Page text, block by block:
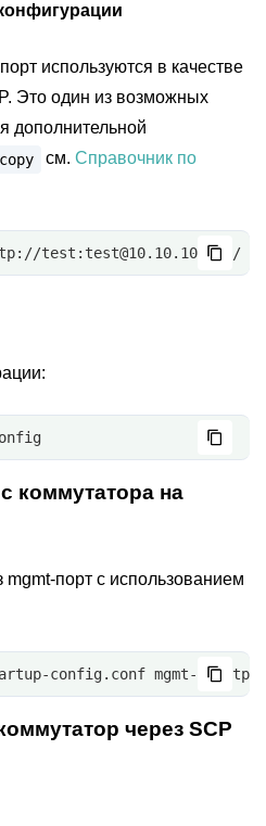
используются в качестве
Это один из возможных
дополнительной
copy см. Справочник по
коммутатора на
порт с использованием
config.conf mgmt-if
через SCP